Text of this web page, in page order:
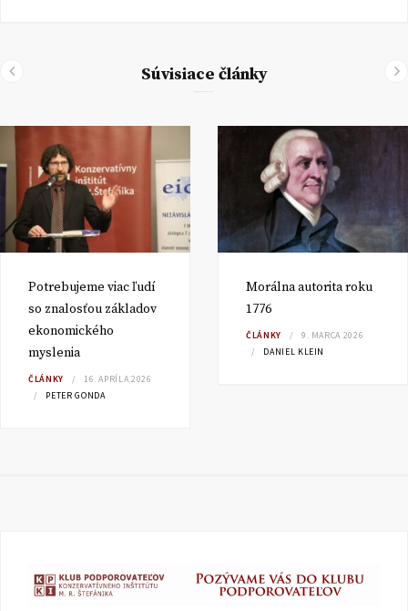
Súvisiace články
Potrebujeme viac ľudí
so znalosťou základov
ekonomického
myslenia
ČLÁNKY
16. APRÍLA 2026
PETER GONDA
Morálna autorita roku
1776
ČLÁNKY
9. MARCA 2026
DANIEL KLEIN